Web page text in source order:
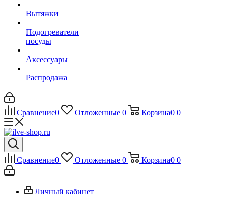
Вытяжки
Подогреватели
посуды
Аксессуары
Распродажа
Сравнение0 Отложенные 0 Корзина0 0
Сравнение0 Отложенные 0 Корзина0 0
Личный кабинет